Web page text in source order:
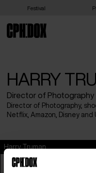
Festival
HARRY
Director of Photography
Director of Photography,
Netflix, Amazon, Disney and
Harry Truman